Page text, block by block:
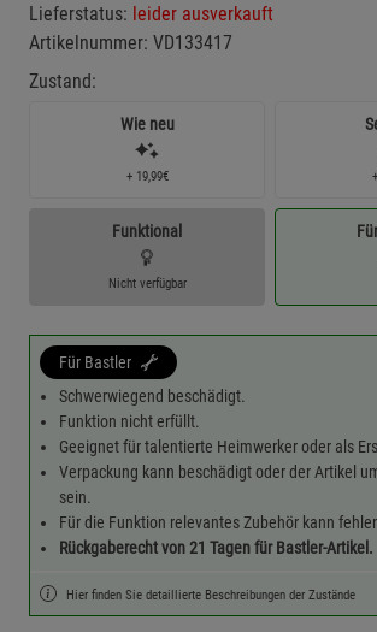
Lieferstatus: leider ausverkauft
Artikelnummer: VD133417
Zustand:
Wie neu
+ 19,99€
Funktional
Nicht verfügbar
Für Bastler
Schwerwiegend beschädigt.
Funktion nicht erfüllt.
Geeignet für talentierte Heimwerker oder als
Verpackung kann beschädigt oder der Artikel
sein.
Für die Funktion relevantes Zubehör kann
Rückgaberecht von 21 Tagen für Bastler-Artikel.
Hier finden Sie detaillierte Beschreibungen der Zustände